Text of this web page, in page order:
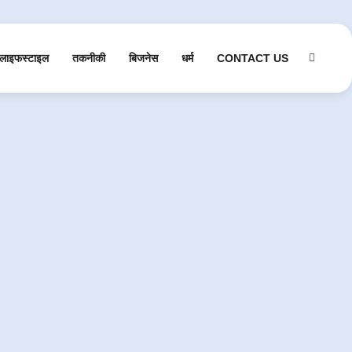
लाइफस्टाइल तकनीकी बिजनेस धर्म CONTACT US